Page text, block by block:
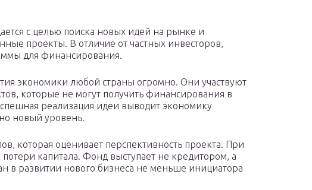
с целью поиска новых идей на рынке и
проекты. В отличие от частных инвесторов,
для финансирования.
экономики любой страны огромно. Они участвуют
которые не могут получить финансирования в
реализация идеи выводит экономику
новый уровень.
которая оценивает перспективность проекта. При
капитала. Фонд выступает не кредитором, а
в развитии нового бизнеса не меньше инициатора